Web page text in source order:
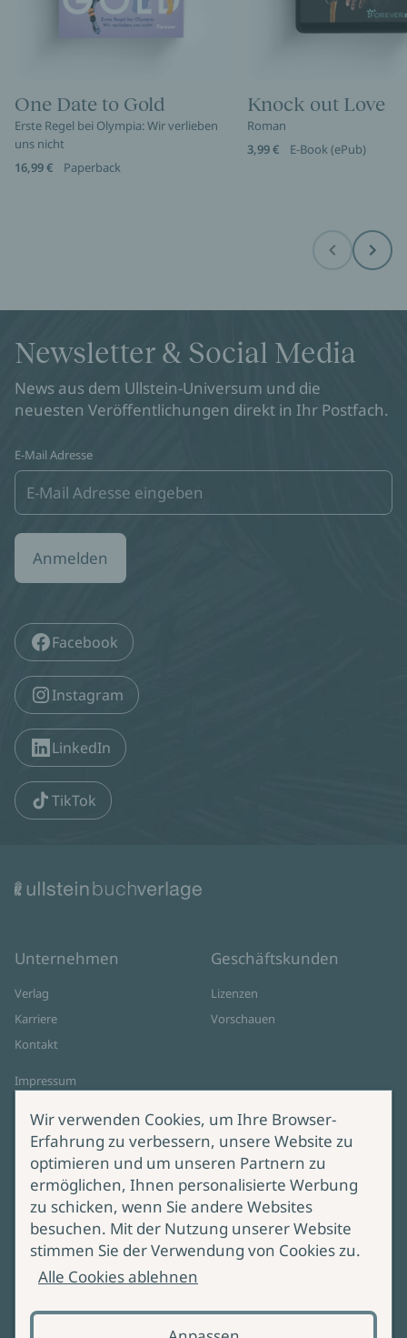
One Date to Gold
Erste Regel bei Olympia: Wir verlieben
uns nicht
16,99 €
Paperback
Knock out Love
Roman
3,99 €
E-Book (ePub)
Before Next
Newsletter & Social Media
News aus dem Ullstein-Universum und die
neuesten Veröffentlichungen direkt in Ihr Postfach.
E-Mail Adresse
Anmelden
Facebook
Instagram
LinkedIn
TikTok
Unternehmen
Verlag
Karriere
Kontakt
Impressum
Cookie-Einstellungen
AGB Online Shop
Geschäftskunden
Lizenzen
Vorschauen
Service
Lieferung & Versand
Produktsicherheit
Bei Fragen zur Produktsicherheit
wenden Sie sich bitte an
Wir verwenden Cookies, um Ihre Browser-
Erfahrung zu verbessern, unsere Website zu
optimieren und um unseren Partnern zu
ermöglichen, Ihnen personalisierte Werbung
zu schicken, wenn Sie andere Websites
besuchen. Mit der Nutzung unserer Website
stimmen Sie der Verwendung von Cookies zu.
Alle Cookies ablehnen